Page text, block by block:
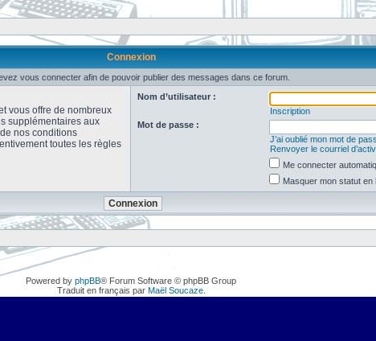
Connexion
vous connecter afin de pouvoir publier des messages dans ce forum.
vous offre de nombreux
supplémentaires aux
nos conditions
toutes les règles
Nom d’utilisateur :
Inscription
Mot de passe :
J’ai oublié mon mot de
Renvoyer le courriel
Me connecter
Masquer mon statut
Powered by phpBB® Forum Software © phpBB Group
Traduit en français par Maël Soucaze.